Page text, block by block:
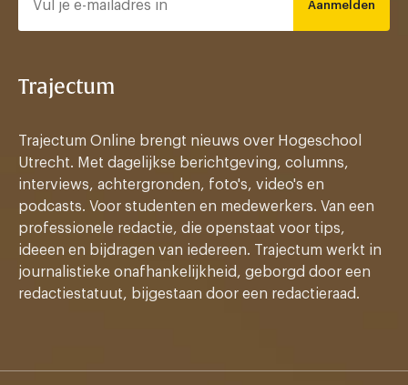
Aanmelden
Trajectum
Trajectum Online brengt nieuws over Hogeschool
Utrecht. Met dagelijkse berichtgeving, columns,
interviews, achtergronden, foto's, video's en
podcasts. Voor studenten en medewerkers. Van een
professionele redactie, die openstaat voor tips,
ideeen en bijdragen van iedereen. Trajectum werkt in
journalistieke onafhankelijkheid, geborgd door een
redactiestatuut, bijgestaan door een redactieraad.